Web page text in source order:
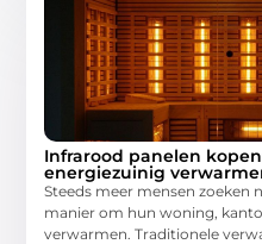
Infrarood panelen
energiezuinig
Steeds meer mensen zoeken
manier om hun woning,
verwarmen. Traditionele